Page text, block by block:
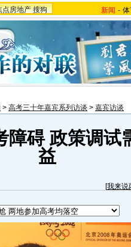
点房地产 搜狗 新闻 -
> 高考三十年嘉宾系列访谈 > 嘉宾访谈
障碍 政策调试
益
[我来说